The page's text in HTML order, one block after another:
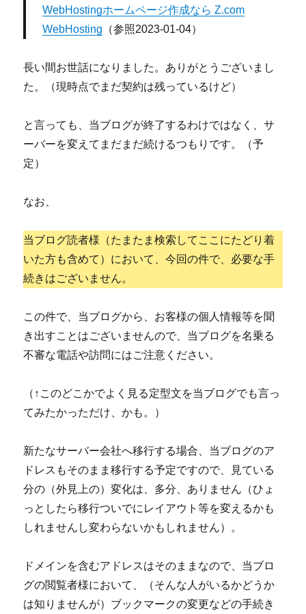
WebHostingホームページ作成なら Z.com
WebHosting （参照2023-01-04）
長い間お世話になりました。ありがとうございまし
た。（現時点でまだ契約は残っているけど）
と言っても、当ブログが終了するわけではなく、サ
ーバーを変えてまだまだ続けるつもりです。（予
定）
なお、
当ブログ読者様（たまたま検索してここにたどり着
いた方も含めて）において、今回の件で、必要な手
続きはございません。
この件で、当ブログから、お客様の個人情報等を聞
き出すことはございませんので、当ブログを名乗る
不審な電話や訪問にはご注意ください。
（↑このどこかでよく見る定型文を当ブログでも言っ
てみたかっただけ、かも。）
新たなサーバー会社へ移行する場合、当ブログのア
ドレスもそのまま移行する予定ですので、見ている
分の（外見上の）変化は、多分、ありません（ひょ
っとしたら移行ついでにレイアウト等を変えるかも
しれませんし変わらないかもしれません）。
ドメインを含むアドレスはそのままなので、当ブロ
グの閲覧者様において、（そんな人がいるかどうか
は知りませんが）ブックマークの変更などの手続き